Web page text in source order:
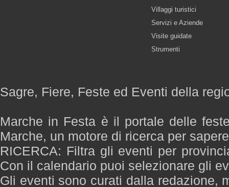
Villaggi turistici
Servizi e Aziende
Visite guidate
Strumenti
Sagre, Fiere, Feste ed Eventi della
Marche in Festa è il portale delle
Marche, un motore di ricerca per
RICERCA: Filtra gli eventi per
Con il calendario puoi selezionare gli
Gli eventi sono curati dalla redazione,